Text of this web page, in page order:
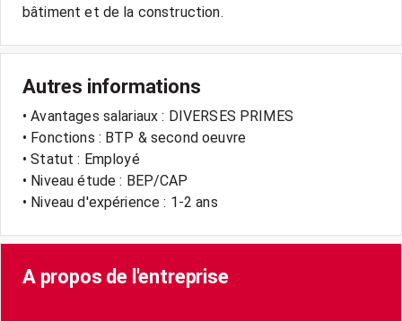
Autres informations
• Avantages salariaux : DIVERSES PRIMES
• Fonctions : BTP & second oeuvre
• Statut : Employé
• Niveau étude : BEP/CAP
• Niveau d'expérience : 1-2 ans
A propos de l'entreprise